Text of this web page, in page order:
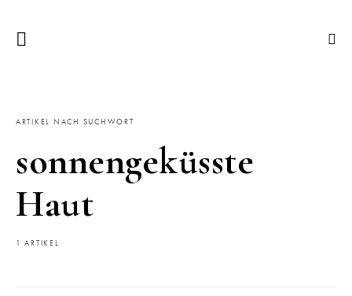
ARTIKEL NACH SUCHWORT
sonnengeküsste
Haut
1 ARTIKEL